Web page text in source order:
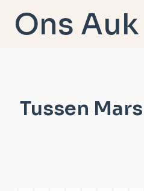
naarOns Auk
Tussen